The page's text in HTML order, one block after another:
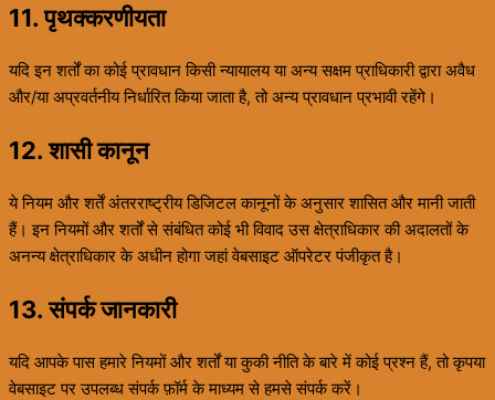
11. पृथक्करणीयता
यदि इन शर्तों का कोई प्रावधान किसी न्यायालय या अन्य सक्षम प्राधिकारी द्वारा अवैध
और/या अप्रवर्तनीय निर्धारित किया जाता है, तो अन्य प्रावधान प्रभावी रहेंगे।
12. शासी कानून
ये नियम और शर्तें अंतरराष्ट्रीय डिजिटल कानूनों के अनुसार शासित और मानी जाती
हैं। इन नियमों और शर्तों से संबंधित कोई भी विवाद उस क्षेत्राधिकार की अदालतों के
अनन्य क्षेत्राधिकार के अधीन होगा जहां वेबसाइट ऑपरेटर पंजीकृत है।
13. संपर्क जानकारी
यदि आपके पास हमारे नियमों और शर्तों या कुकी नीति के बारे में कोई प्रश्न हैं, तो कृपया
वेबसाइट पर उपलब्ध संपर्क फ़ॉर्म के माध्यम से हमसे संपर्क करें।